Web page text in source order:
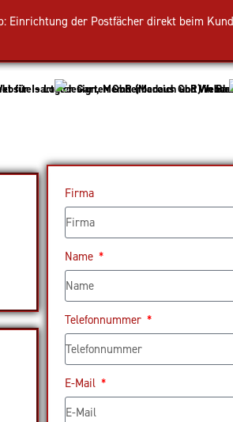
der Postfächer direkt beim
Firma
Name
Telefonnummer
E-Mail